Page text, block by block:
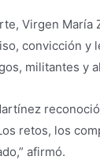
Virgen María
convicción y
militantes y
retos, los
afirmó.